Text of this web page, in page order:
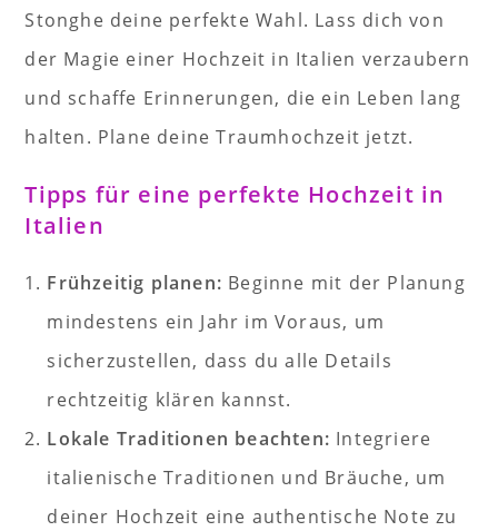
Stonghe deine perfekte Wahl. Lass dich von
der Magie einer Hochzeit in Italien verzaubern
und schaffe Erinnerungen, die ein Leben lang
halten. Plane deine Traumhochzeit jetzt.
Tipps für eine perfekte Hochzeit in
Italien
Frühzeitig planen: Beginne mit der Planung
mindestens ein Jahr im Voraus, um
sicherzustellen, dass du alle Details
rechtzeitig klären kannst.
Lokale Traditionen beachten: Integriere
italienische Traditionen und Bräuche, um
deiner Hochzeit eine authentische Note zu